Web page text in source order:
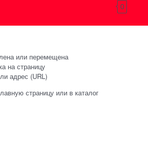
0
или перемещена
на страницу
адрес (URL)
страницу или в каталог